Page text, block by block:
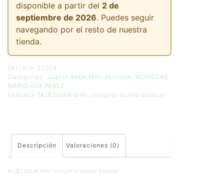
disponible a partir del 2 de
septiembre de 2026. Puedes seguir
navegando por el resto de nuestra
tienda.
SKU: mjb-25004
Categorías: Juanin Bebe Mini Vestidos , MUÑECAS
MARIQUITA PEREZ
Etiqueta: MJB25004 Mini conjunto bolillo blanco
Descripción Valoraciones (0)
MJB25004 Mini conjunto bolillo blanco